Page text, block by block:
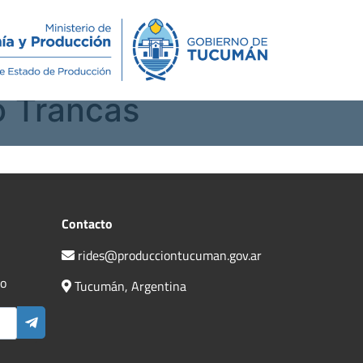
Novedades Contacto
Trancas
Contacto
rides@producciontucuman.gov.ar
Tucumán, Argentina